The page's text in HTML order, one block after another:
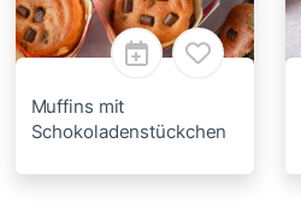
Muffins mit
Schokoladenstückchen